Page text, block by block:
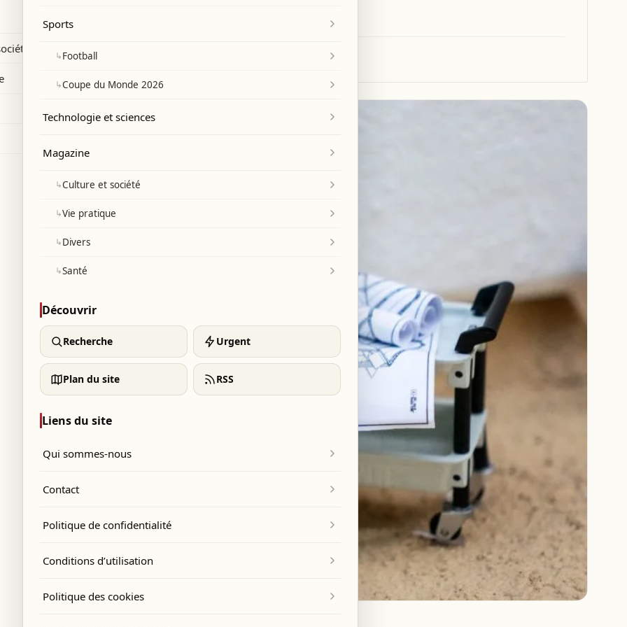
Sports
↳Football
↳Coupe du Monde 2026
Technologie et sciences
Magazine
↳Culture et société
↳Vie pratique
↳Divers
↳Santé
Découvrir
Recherche Urgent
Plan du site RSS
Liens du site
Qui sommes-nous
Contact
Politique de confidentialité
Conditions d’utilisation
Politique des cookies